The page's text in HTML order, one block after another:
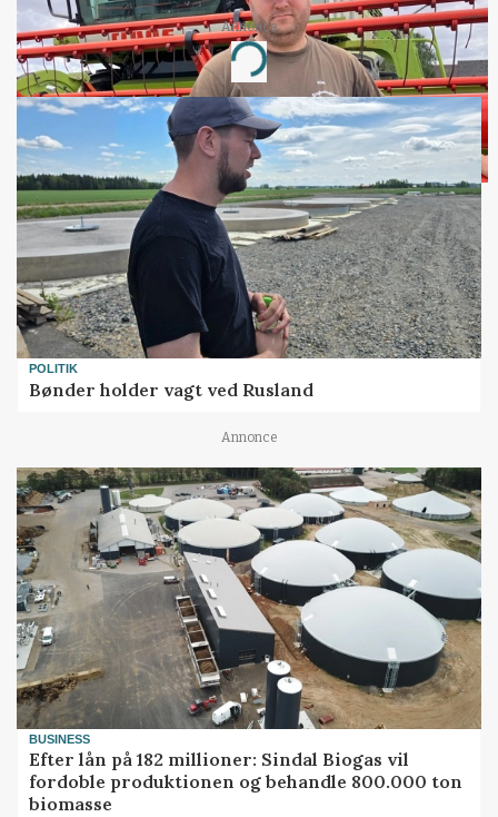
Annonce
Loading...
POLITIK
Bønder holder vagt ved Rusland
Annonce
BUSINESS
Efter lån på 182 millioner: Sindal Biogas vil
fordoble produktionen og behandle 800.000 ton
biomasse